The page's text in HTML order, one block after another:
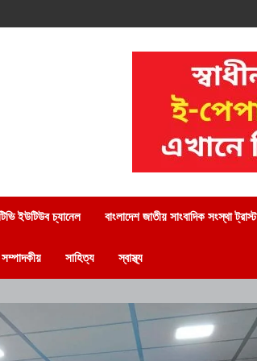
ইউটিউব চ্যানেল বাংলাদেশ জাতীয় সাংবাদিক সংস্থা ট্রাস্ট
সম্পাদকীয় সাহিত্য স্বাস্থ্য